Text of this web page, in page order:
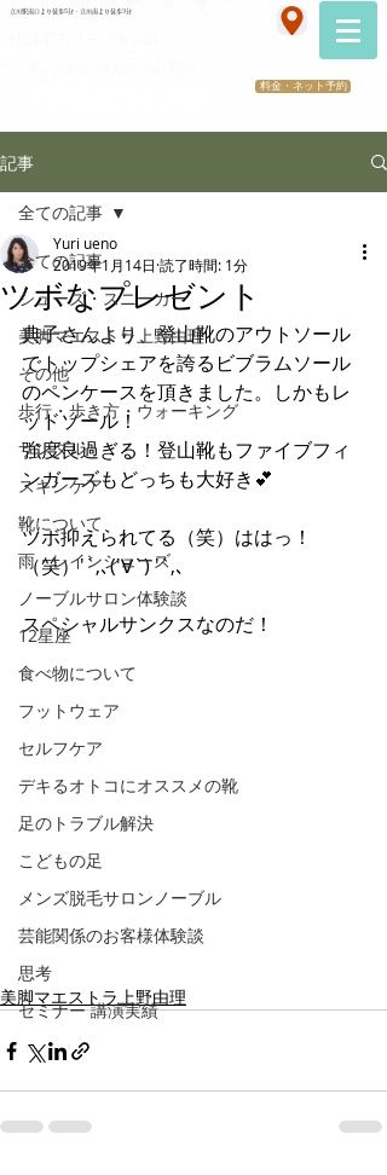
立川駅南口より徒歩5分・立川南より徒歩3分
料金・ネット予約
記事
全ての記事
シューズ・スニーカー
美脚マエストラ上野由理
その他
歩行・歩き方・ウォーキング
サンダル
スキンケア
靴について
雨・レインシューズ
ノーブルサロン体験談
12星座
食べ物について
フットウェア
セルフケア
デキるオトコにオススメの靴
足のトラブル解決
こどもの足
メンズ脱毛サロンノーブル
芸能関係のお客様体験談
思考
セミナー 講演実績
全ての記事
ツボなプレゼント
Yuri ueno
2019年1月14日 読了時間: 1分
典子さんより、登山靴のアウトソール
でトップシェアを誇るビブラムソール
のペンケースを頂きました。しかもレ
ッドソール！
強度良過ぎる！登山靴もファイブフィ
ンガーズもどっちも大好き💕
ツボ抑えられてる（笑）ははっ！
（笑）'`,､('∀`) '`,､
スペシャルサンクスなのだ！
美脚マエストラ上野由理